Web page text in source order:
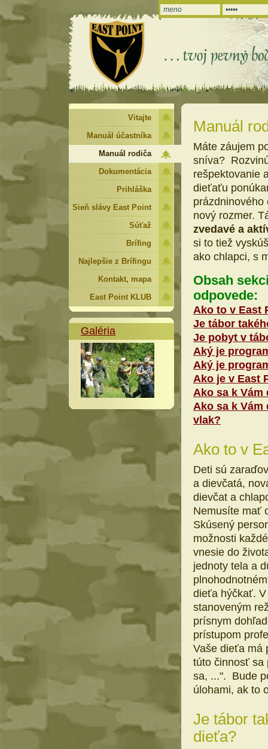
Manuál
Máte záujem
sníva?
rešpektovanie
dieťaťu
nový rozmer.
zvedavé a
si to tiež
ako chlapci, s
Obsah
odpovede:
Ako to v East
Je tábor
Je pobyt v
Aký je
Aký je
Ako je v East
Ako sa k
Ako sa k
vlak?
Ako to v
Deti sú
a dievčatá,
dievčat a
Nemusíte mať
Skúsený
možnosti
vnesie do
jednoty tela a
dieťa hýčkať. V
stanoveným
prísnym
prístupom
Vaše dieťa má
túto činnosť sa
sa, ...". Bude
úlohami, ak to
Je tábor
dieťa?
Vitajte
Manuál účastníka
Manuál rodiča
Dokumentácia
Prihláška
Sieň slávy East Point
Súťaž
Brífing
Najlepšie z Brífingu
Kontakt, mapa
East Point KLUB
Galéria